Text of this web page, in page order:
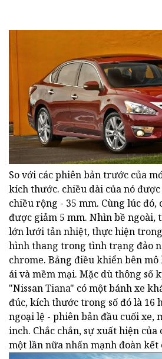
So với các phiên bản trước của
kích thước. chiều dài của nó
chiều rộng - 35 mm. Cùng lúc đó,
được giảm 5 mm. Nhìn bề ngoài,
lớn lưới tản nhiệt, thực hiện
hình thang trong tình trạng đảo
chrome. Bảng điều khiển bên
ái và mềm mại. Mặc dù thông số
"Nissan Tiana" có một bánh xe
đúc, kích thước trong số đó là 16
ngoại lệ - phiên bản đầu cuối xe,
inch. Chắc chắn, sự xuất hiện
một lần nữa nhấn mạnh đoàn kết